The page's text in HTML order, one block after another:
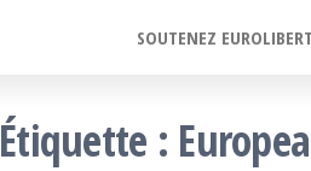
SOUTENEZ
Étiquette :